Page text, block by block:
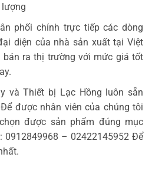
phối chính trực tiếp các dòng
diện của nhà sản xuất tại Việt
ra thị trường với mức giá tốt
và Thiết bị Lạc Hồng luôn sẵn
được nhân viên của chúng tôi
được sản phẩm đúng mục
0912849968 – 02422145952 Để